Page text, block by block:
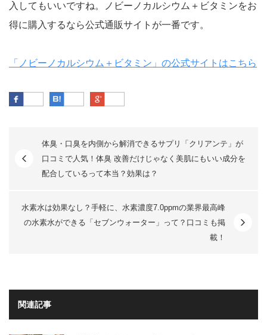
入してもいいですね。ノビーノカルシウム＋ビタミンをお
得に購入するなら公式通販サイトが一番です。
「ノビーノカルシウム＋ビタミン」の公式サイトはこちら
Facebook はてなブックマーク
体臭・口臭を内側から解消できるサプリ「クリアンテ」が
口コミで人気！体臭 改善だけじゃなく美肌にもいい成分を
配合しているって本当？効果は？
水素水は効果なし？手軽に、水素濃度7.0ppmの業界最高峰
の水素水ができる「セブンウォーター」って？口コミも掲
載！
関連記事